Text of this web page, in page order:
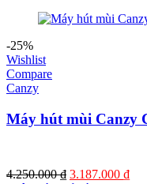
3.580.000 ₫.là:
-25%
Wishlist
Compare
Canzy
Máy hút mùi Canzy
4.250.000₫ Giá
3.187.000 ₫Giá